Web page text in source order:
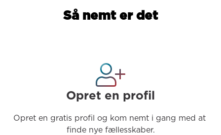
Så nemt er det
Opret en profil
Opret en gratis profil og kom nemt i gang med at
finde nye fællesskaber.